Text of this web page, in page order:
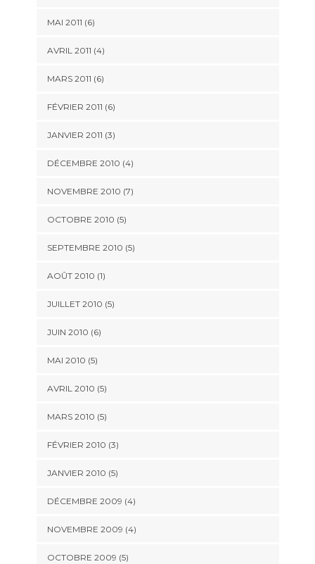
MAI 2011 (6)
AVRIL 2011 (4)
MARS 2011 (6)
FÉVRIER 2011 (6)
JANVIER 2011 (3)
DÉCEMBRE 2010 (4)
NOVEMBRE 2010 (7)
OCTOBRE 2010 (5)
SEPTEMBRE 2010 (5)
AOÛT 2010 (1)
JUILLET 2010 (5)
JUIN 2010 (6)
MAI 2010 (5)
AVRIL 2010 (5)
MARS 2010 (5)
FÉVRIER 2010 (3)
JANVIER 2010 (5)
DÉCEMBRE 2009 (4)
NOVEMBRE 2009 (4)
OCTOBRE 2009 (5)